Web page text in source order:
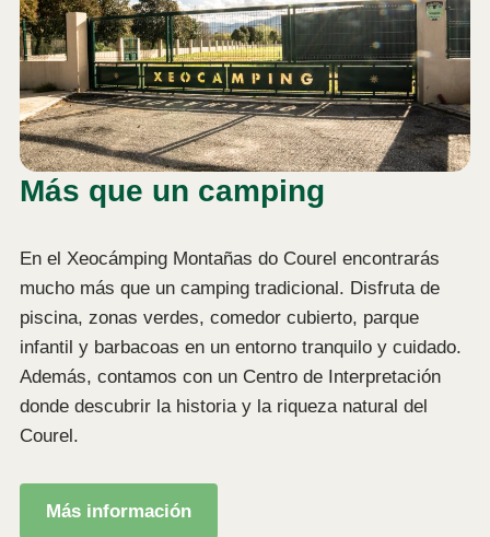
Más que un camping
En el Xeocámping Montañas do Courel encontrarás
mucho más que un camping tradicional. Disfruta de
piscina, zonas verdes, comedor cubierto, parque
infantil y barbacoas en un entorno tranquilo y cuidado.
Además, contamos con un Centro de Interpretación
donde descubrir la historia y la riqueza natural del
Courel.
Más información